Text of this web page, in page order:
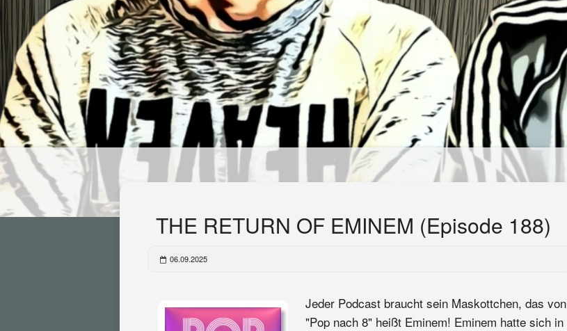
THE RETURN OF EMINEM (Episode 188)
06.09.2025
Jeder Podcast braucht sein Maskottchen, das von
"Pop nach 8" heißt Eminem! Eminem hatte sich in